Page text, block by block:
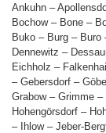
Ankuhn –
Bochow – Bone –
Buko – Burg – Buro
Dennewitz –
Eichholz –
– Gebersdorf –
Grabow – Grimme
Hohengörsdorf –
– Ihlow – Jeber-